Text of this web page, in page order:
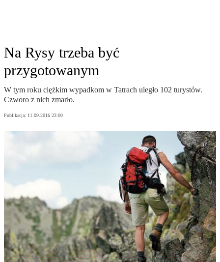
Na Rysy trzeba być
przygotowanym
W tym roku ciężkim wypadkom w Tatrach uległo 102 turystów.
Czworo z nich zmarło.
Publikacja: 11.09.2016 23:00